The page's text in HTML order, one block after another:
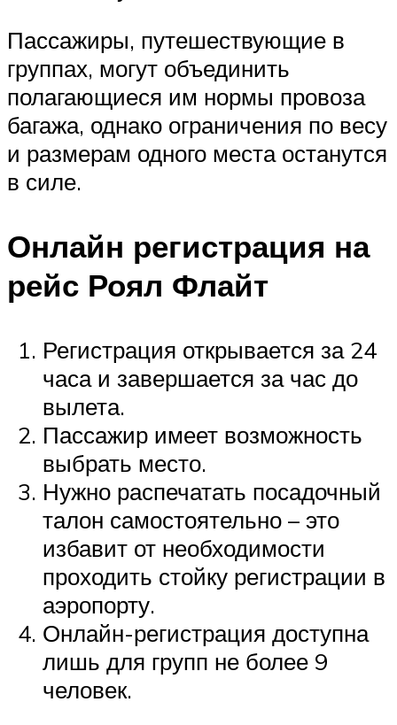
Пассажиры, путешествующие в
группах, могут объединить
полагающиеся им нормы провоза
багажа, однако ограничения по весу
и размерам одного места останутся
в силе.
Онлайн регистрация на
рейс Роял Флайт
Регистрация открывается за 24
часа и завершается за час до
вылета.
Пассажир имеет возможность
выбрать место.
Нужно распечатать посадочный
талон самостоятельно – это
избавит от необходимости
проходить стойку регистрации в
аэропорту.
Онлайн-регистрация доступна
лишь для групп не более 9
человек.